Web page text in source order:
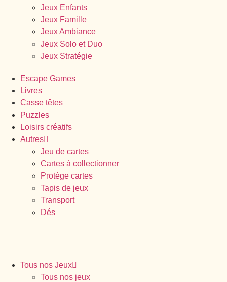
Jeux Enfants
Jeux Famille
Jeux Ambiance
Jeux Solo et Duo
Jeux Stratégie
Escape Games
Livres
Casse têtes
Puzzles
Loisirs créatifs
Autres
Jeu de cartes
Cartes à collectionner
Protège cartes
Tapis de jeux
Transport
Dés
Tous nos Jeux
Tous nos jeux